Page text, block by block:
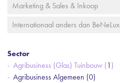
Marketing & Sales & Inkoop
Internationaal anders dan BeNeLux
Sector
Agribusiness (Glas) Tuinbouw (1)
Agribusiness Algemeen (0)